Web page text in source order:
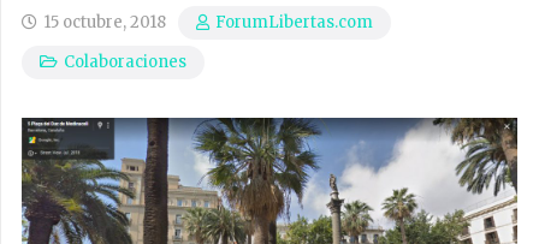
15 octubre, 2018
ForumLibertas.com
Colaboraciones